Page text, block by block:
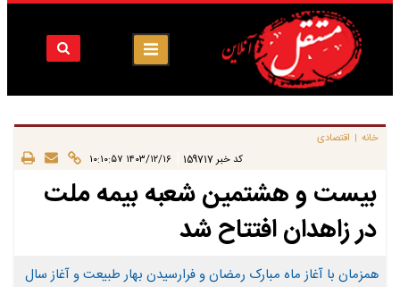
خانه | اقتصادی
کد خبر 159717 ۱۴۰۳/۱۲/۱۶ ۱۰:۱۰:۵۷
بیست و هشتمین شعبه بیمه ملت
در زاهدان افتتاح شد
همزمان با آغاز ماه مبارک رمضان و فرارسیدن بهار طبیعت و آغاز سال